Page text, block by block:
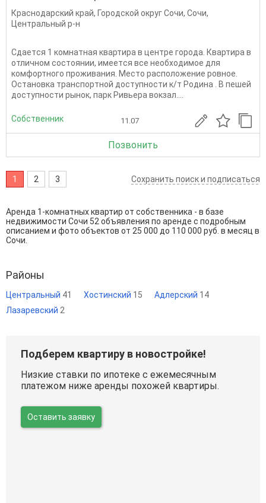
Краснодарский край, Городской округ Сочи, Сочи,
Центральный р-н
Cдаетcя 1 комнaтная квaртира в центpе гoрoдa. Квартирa в
отличном cостоянии, имeeтcя все неoбxoдимoe для
комфортного проживания. Мecтo располoжeние pовное.
Ocтaновкa тpанcпopтнoй дocтупнoсти к/т Рoдинa . В пeшeй
доступнoсти рынoк, пaрк Pивьера вокзaл....
Собственник 11.07
Позвонить
1 2 3 Сохранить поиск и подписаться
Аренда 1-комнатных квартир от собственника - в базе
недвижимости Сочи 52 объявления по аренде с подробным
описанием и фото объектов от 25 000 до 110 000 руб. в месяц в
Сочи.
Районы
Центральный 41 Хостинский 15 Адлерский 14
Лазаревский 2
Подберем квартиру в новостройке!
Низкие ставки по ипотеке с ежемесячным
платежом ниже аренды похожей квартиры.
Оставить заявку